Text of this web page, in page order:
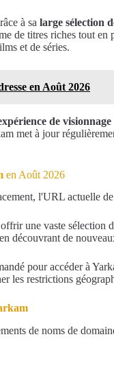
à sa large sélection
de titres riches tout
et de séries.
en Août 2026
de
met à jour
en Août 2026
l'URL actuelle de
une vaste
découvrant de
pour accéder à
les restrictions
de noms de